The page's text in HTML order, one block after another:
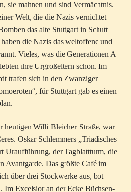
sie mahnen und sind Vermächtnis.
Welt, die die Nazis vernichtet
das alte Stuttgart in Schutt
die Nazis das weltoffene und
Vieles, was die Generationen A
ihre Urgroßeltern schon. Im
trafen sich in den Zwanziger
für Stuttgart gab es einen
heutigen Willi-Bleicher-Straße, war
Oskar Schlemmers „Triadisches
Uraufführung, der Tagblattturm, die
Avantgarde. Das größte Café im
über drei Stockwerke aus, bot
Im Excelsior an der Ecke Büchsen-